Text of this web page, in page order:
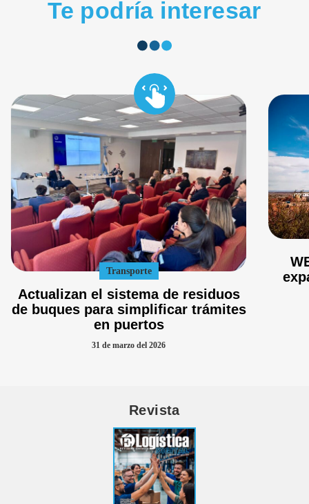
Te podría interesar
Transporte
Actualizan el sistema de residuos
de buques para simplificar trámites
en puertos
31 de marzo del 2026
Revista